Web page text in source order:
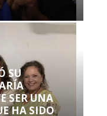
SU
SER UNA
HA SIDO